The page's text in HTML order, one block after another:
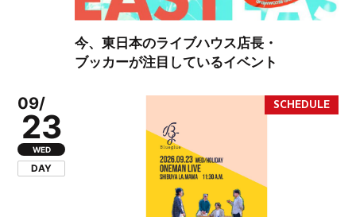
今、東日本のライブハウス店長・
ブッカーが注目しているイベント
09/
23
WED
DAY